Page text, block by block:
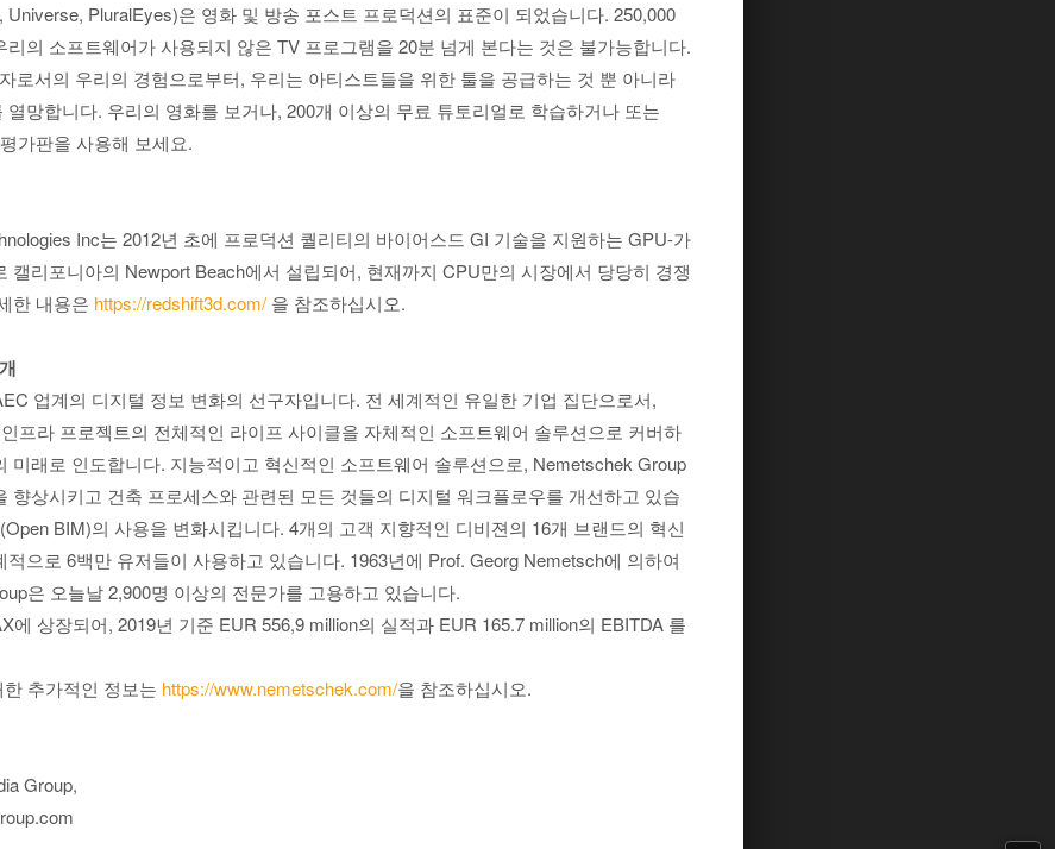
Universe, PluralEyes)은 영화 및 방송 포스트 프로덕션의 표준이 되었습니다. 250,000
리의 소프트웨어가 사용되지 않은 TV 프로그램을 20분 넘게 본다는 것은 불가능합니다.
로서의 우리의 경험으로부터, 우리는 아티스트들을 위한 툴을 공급하는 것 뿐 아니라
열망합니다. 우리의 영화를 보거나, 200개 이상의 무료 튜토리얼로 학습하거나 또는
가판을 사용해 보세요.
Inc는 2012년 초에 프로덕션 퀄리티의 바이어스드 GI 기술을 지원하는 GPU-가
캘리포니아의 Newport Beach에서 설립되어, 현재까지 CPU만의 시장에서 당당히 경쟁
한 내용은 https://redshift3d.com/ 을 참조하십시오.
업계의 디지털 정보 변화의 선구자입니다. 전 세계적인 유일한 기업 집단으로서,
프라 프로젝트의 전체적인 라이프 사이클을 자체적인 소프트웨어 솔루션으로 커버하
미래로 인도합니다. 지능적이고 혁신적인 소프트웨어 솔루션으로, Nemetschek Group
향상시키고 건축 프로세스와 관련된 모든 것들의 디지털 워크플로우를 개선하고 있습
BIM)의 사용을 변화시킵니다. 4개의 고객 지향적인 디비젼의 16개 브랜드의 혁신
으로 6백만 유저들이 사용하고 있습니다. 1963년에 Prof. Georg Nemetsch에 의하여
은 오늘날 2,900명 이상의 전문가를 고용하고 있습니다.
에 상장되어, 2019년 기준 EUR 556,9 million의 실적과 EUR 165.7 million의 EBITDA 를
추가적인 정보는 https://www.nemetschek.com/을 참조하십시오.
Group,